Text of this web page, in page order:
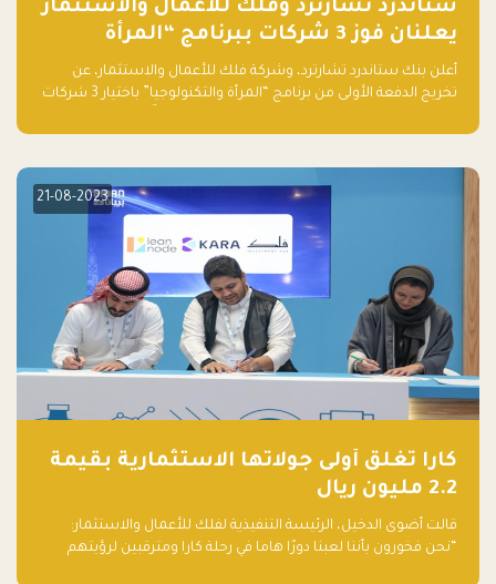
ستاندرد تشارترد وفلك للأعمال والاستثمار
يعلنان فوز 3 شركات ببرنامج “المرأة
والتكنولوجيا”
أعلن بنك ستاندرد تشارترد، وشركة فلك للأعمال والاستثمار، عن
تخريج الدفعة الأولى من برنامج “المرأة والتكنولوجيا” باختيار 3 شركات
الأعمال، اللواتي خضعن لبرنامج حاضنة مدته 8 أسابيع، أفكاراً مبتكرة
21-08-2023
كارا تغلق أولى جولاتها الاستثمارية بقيمة
2.2 مليون ريال
قالت أضوى الدخيل، الرئيسة التنفيذية لفلك للأعمال والاستثمار:
“نحن فخورون بأننا لعبنا دورًا هاما في رحلة كارا ومترقبين لرؤيتهم